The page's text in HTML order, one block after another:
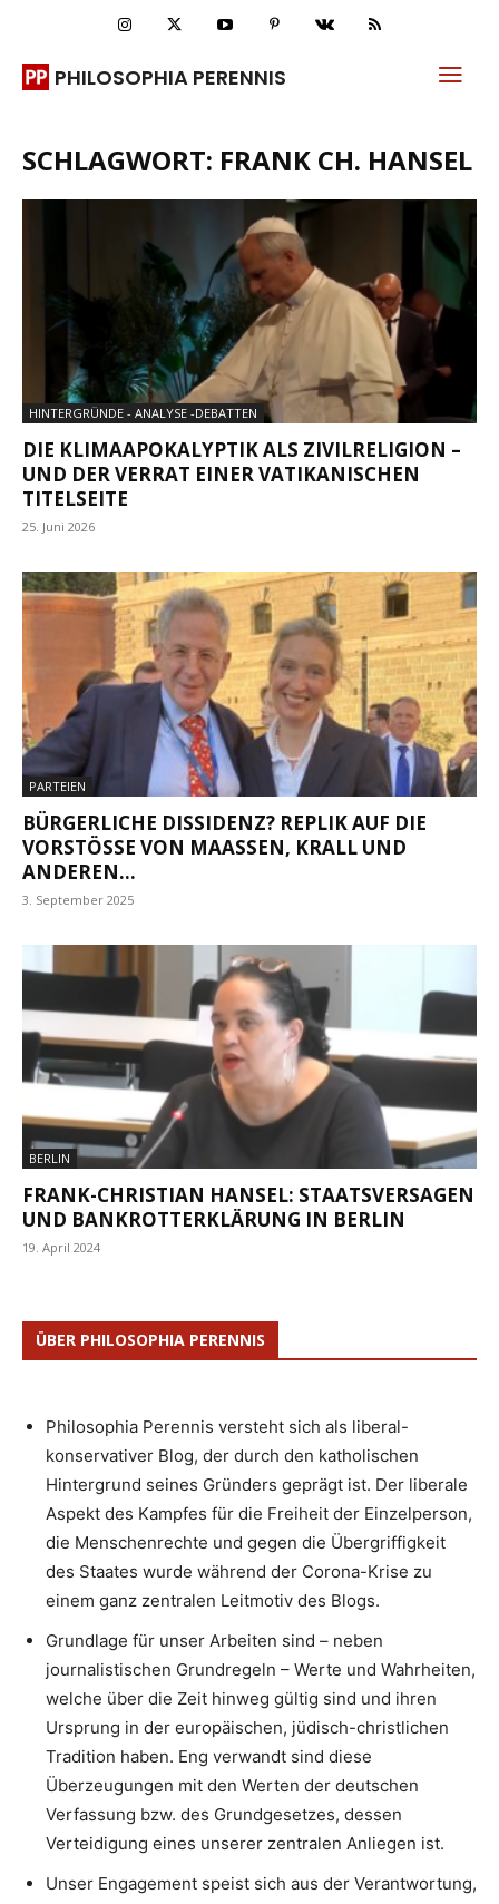
PHILOSOPHIA PERENNIS
SCHLAGWORT: FRANK CH. HANSEL
HINTERGRÜNDE - ANALYSE -DEBATTEN
DIE KLIMAAPOKALYPTIK ALS ZIVILRELIGION –
UND DER VERRAT EINER VATIKANISCHEN
TITELSEITE
25. Juni 2026
PARTEIEN
BÜRGERLICHE DISSIDENZ? REPLIK AUF DIE
VORSTÖSSE VON MAASSEN, KRALL UND AN
DEREN…
3. September 2025
BERLIN
FRANK-CHRISTIAN HANSEL: STAATSVERSAGEN
UND BANKROTTERKLÄRUNG IN BERLIN
19. April 2024
ÜBER PHILOSOPHIA PERENNIS
Philosophia Perennis versteht sich als liberal-
konservativer Blog, der durch den katholischen
Hintergrund seines Gründers geprägt ist. Der liberale
Aspekt des Kampfes für die Freiheit der Einzelperson,
die Menschenrechte und gegen die Übergriffigkeit
des Staates wurde während der Corona-Krise zu
einem ganz zentralen Leitmotiv des Blogs.
Grundlage für unser Arbeiten sind – neben
journalistischen Grundregeln – Werte und Wahrheiten,
welche über die Zeit hinweg gültig sind und ihren
Ursprung in der europäischen, jüdisch-christlichen
Tradition haben. Eng verwandt sind diese
Überzeugungen mit den Werten der deutschen
Verfassung bzw. des Grundgesetzes, dessen
Verteidigung eines unserer zentralen Anliegen ist.
Unser Engagement speist sich aus der Verantwortung,